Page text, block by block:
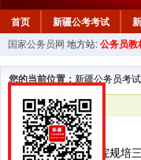
首页 新疆公考考试
新疆公务员行测试题 在线
国家公务员网 地方站: 公务员教
您的当前位置： 新疆公务员考
已解决
伊犁公务员
你好，请问在医院规培